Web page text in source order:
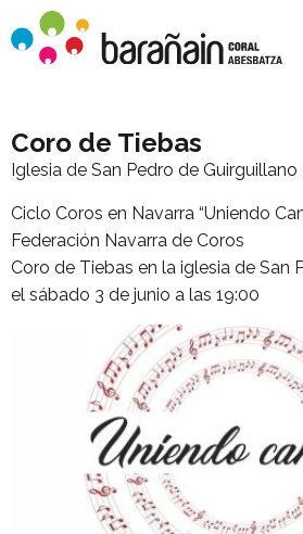
Coro de Tiebas
Iglesia de San Pedro de Guirguillano
Ciclo Coros en Navarra “Uniendo
Federación Navarra de Coros
Coro de Tiebas en la iglesia de San
el sábado 3 de junio a las 19:00